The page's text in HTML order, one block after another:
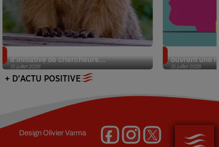
31 juillet 2026
d’initiative de chercheurs...
31 juillet 2026
ouvrent une
+ D'ACTU POSITIVE
DesignOlivier Varma